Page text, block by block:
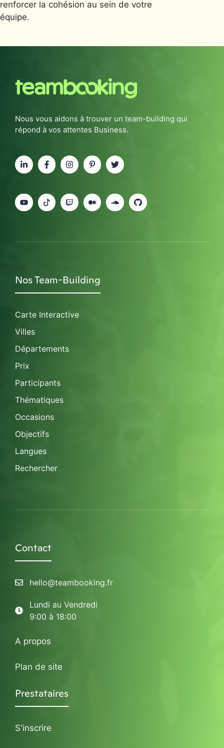
renforcer la cohésion au sein de votre
équipe.
Nous vous aidons à trouver un team-building qui
répond à vos attentes Business.
Nos Team-Building
Carte Interactive
Villes
Départements
Prix
Participants
Thématiques
Occasions
Objectifs
Langues
Rechercher
Contact
hello@teambooking.fr
Lundi au Vendredi
9:00 à 18:00
A propos
Plan de site
Prestataires
S'inscrire